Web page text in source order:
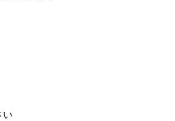
施設で、敷地内に十分な路外駐車場が
ドが 3 台、下の階にはクイーンベッ
い